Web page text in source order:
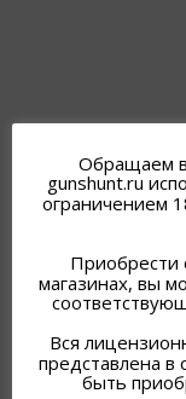
Обращаем
gunshunt.ru
ограничением
Приобрести
магазинах, вы
Вся
представлена
быть